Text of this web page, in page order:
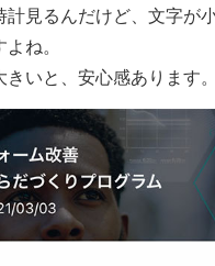
計見るんだけど、文字が
ね。
いと、安心感あります。